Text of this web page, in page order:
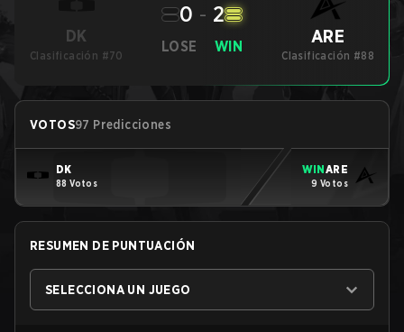
DK
Clasificación #70
LOSE
0 - 2
WIN ARE
Clasificación #88
VOTOS97 Predicciones
DK
88 Votos
WINARE
9 Votos
RESUMEN DE PUNTUACIÓN
SELECCIONA UN JUEGO